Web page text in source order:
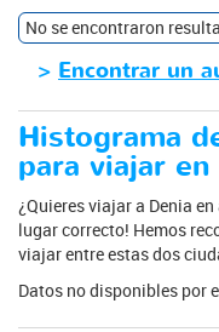
No se encontraron
> Encontrar un
Histograma
para viajar
¿Quieres viajar a Denia
lugar correcto! Hemos
viajar entre estas dos
Datos no disponibles por